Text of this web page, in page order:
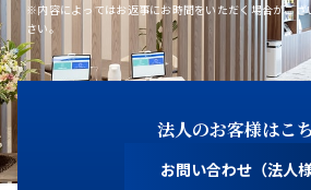
※内容によってはお返事にお時間をいただく場合がござ
さい。
法人のお客様はこ
お問い合わせ（法人様